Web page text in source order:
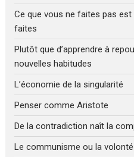
Ce que vous ne faites pas
faites
Plutôt que d’apprendre à
nouvelles habitudes
L’économie de la singularité
Penser comme Aristote
De la contradiction naît la
Le communisme ou la volonté